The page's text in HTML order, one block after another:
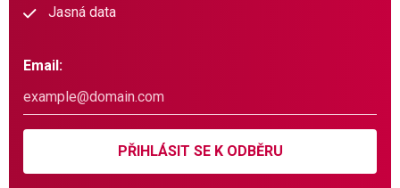
Jasná data
Email:
PŘIHLÁSIT SE K ODBĚRU